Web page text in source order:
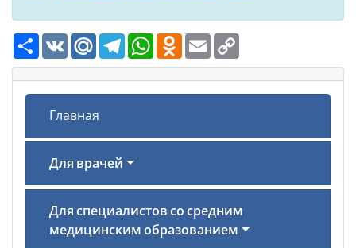
РесурсVK Mail.Ru TelegramWhatsAppOdnoklassniki
Email
Главная
Для врачей
Для специалистов со средним
медицинским образованием